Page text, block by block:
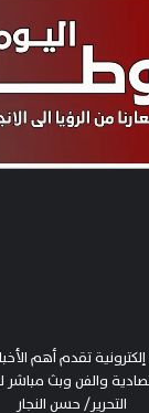
تقدم أهم
والفن وبث مباشر
التحرير/ حسن النجار